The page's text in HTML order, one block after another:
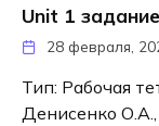
Unit 1
28 февраля,
Тип: Рабочая
Денисенко